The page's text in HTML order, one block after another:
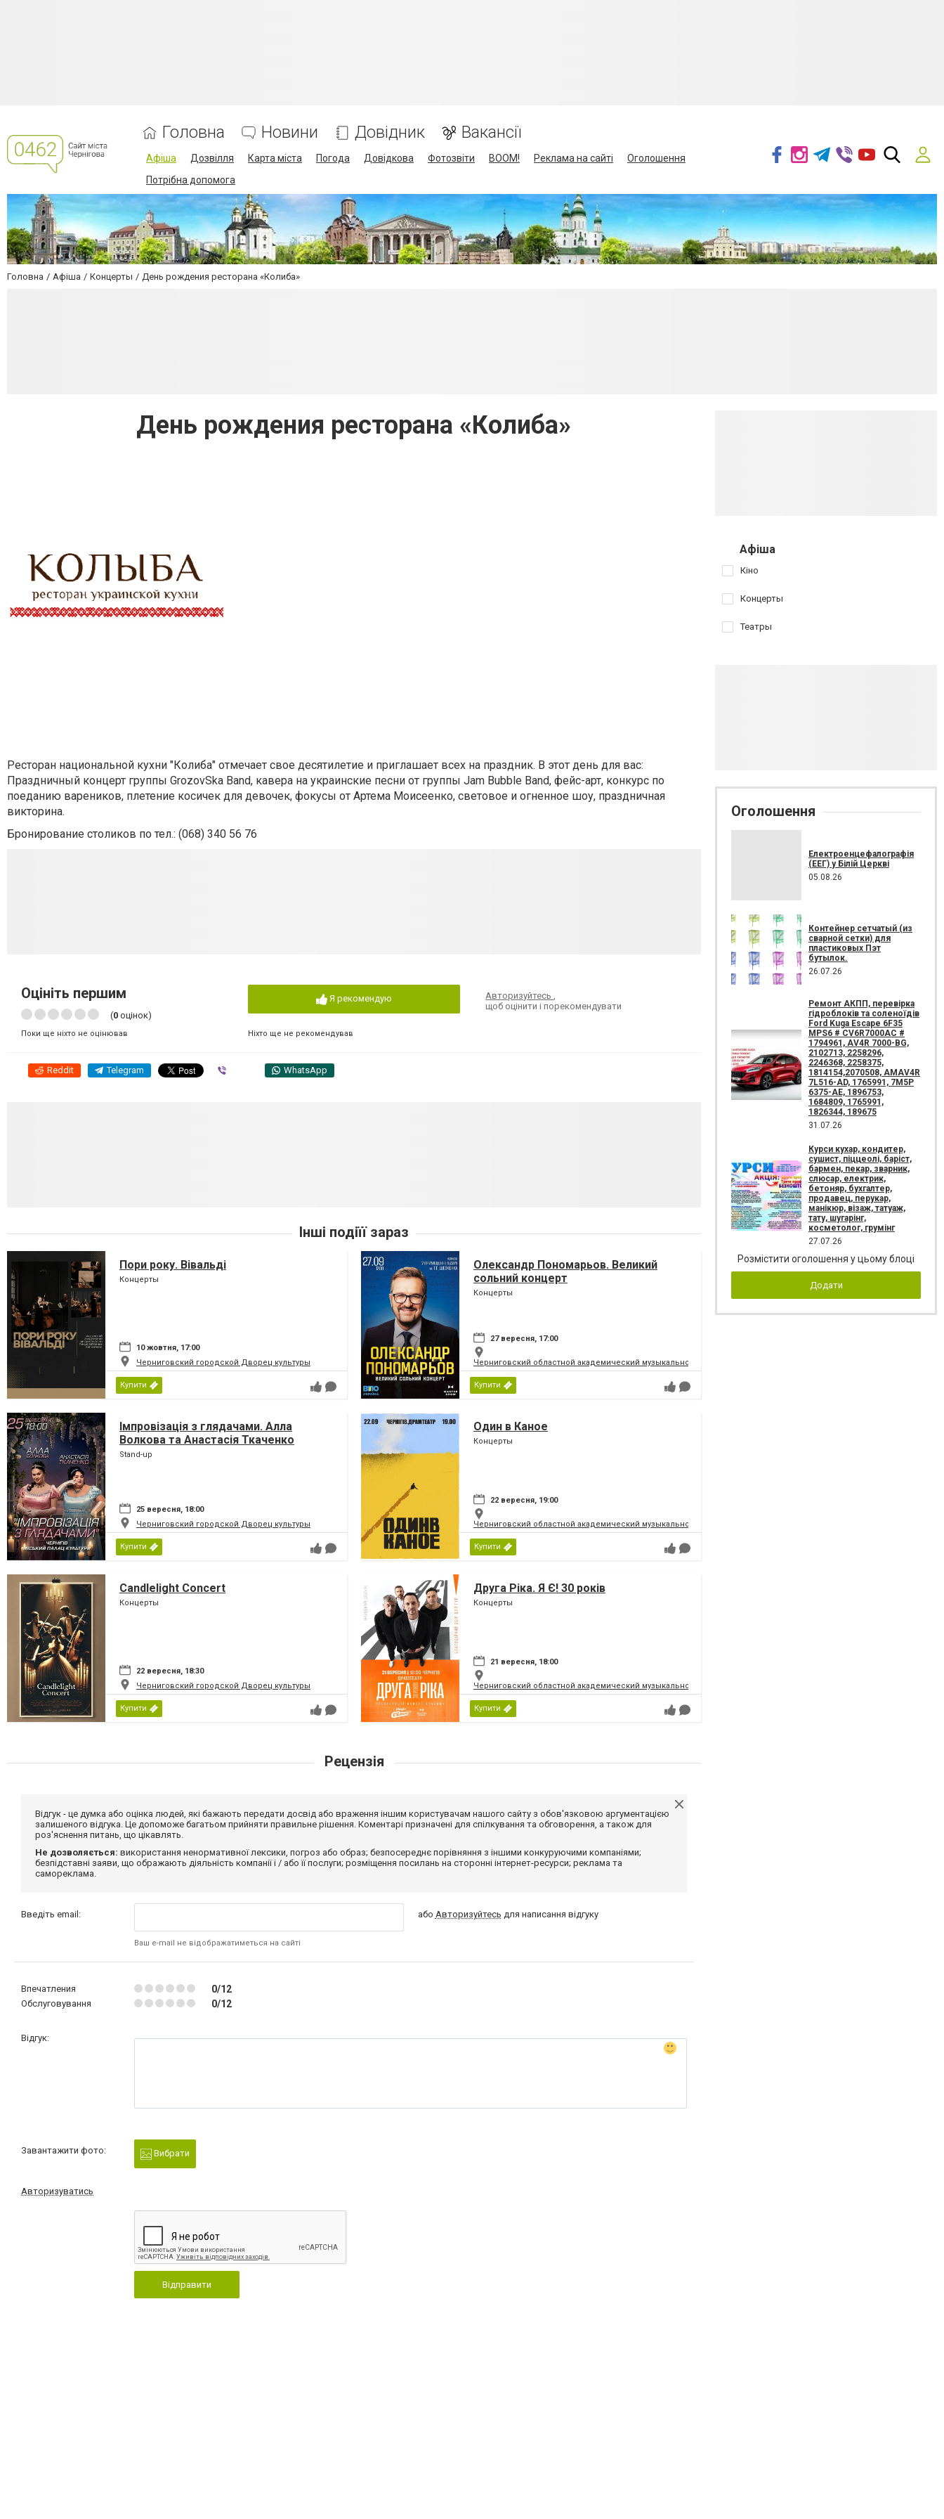
Головна Новини Довідник Вакансії
Афіша Дозвілля Карта міста Погода Довідкова Фотозвіти BOOM! Реклама на сайті
Оголошення
Потрібна допомога
Головна Афіша Концерты День рождения ресторана «Колиба»
День рождения ресторана «Колиба»
Ресторан национальной кухни "Колиба" отмечает свое десятилетие и приглашает всех на праздник. В этот день для вас:
Праздничный концерт группы GrozovSka Band, кавера на украинские песни от группы Jam Bubble Band, фейс-арт, конкурс по
поеданию вареников, плетение косичек для девочек, фокусы от Артема Моисеенко, световое и огненное шоу, праздничная
викторина.
Бронирование столиков по тел.: (068) 340 56 76
Оцініть першим
(0 оцінок)
Поки ще ніхто не оцінював
Я рекомендую
Ніхто ще не рекомендував
Авторизуйтесь,
щоб оцінити і порекомендувати
Reddit Telegram WhatsApp
Інші подіїї зараз
Пори року. Вівальді
Концерты
10 жовтня, 17:00
Черниговский городской Дворец культуры
Купити
Олександр Пономарьов. Великий
сольний концерт
Концерты
27 вересня, 17:00
Черниговский областной академический музыкально-драматический театр имени Т.Г.Шевченко
Купити
Імпровізація з глядачами. Алла
Волкова та Анастасія Ткаченко
Stand-up
25 вересня, 18:00
Черниговский городской Дворец культуры
Купити
Один в Каное
Концерты
22 вересня, 19:00
Черниговский областной академический музыкально-драматический театр имени Т.Г.Шевченко
Купити
Candlelight Concert
Концерты
22 вересня, 18:30
Черниговский городской Дворец культуры
Купити
Друга Ріка. Я Є! 30 років
Концерты
21 вересня, 18:00
Черниговский областной академический музыкально-драматический театр имени Т.Г.Шевченко
Купити
Рецензія
Відгук - це думка або оцінка людей, які бажають передати досвід або враження іншим користувачам нашого сайту з обов'язковою аргументацією
залишеного відгука. Це допоможе багатьом прийняти правильне рішення. Коментарі призначені для спілкування та обговорення, а також для
роз'яснення питань, що цікавлять.
Не дозволяється: використання ненормативної лексики, погроз або образ; безпосереднє порівняння з іншими конкуруючими компаніями;
безпідставні заяви, що ображають діяльність компанії і / або її послуги; розміщення посилань на сторонні інтернет-ресурси; реклама та
самореклама.
Введіть email:
Ваш e-mail не відображатиметься на сайті
або Авторизуйтесь для написання відгуку
Впечатления 0/12
Обслуговування 0/12
Відгук:
Завантажити фото: Вибрати
Авторизуватись
Відправити
Афіша
Кіно
Концерты
Театры
Оголошення
Електроенцефалографія
(ЕЕГ) у Білій Церкві
05.08.26
Контейнер сетчатый (из
сварной сетки) для
пластиковых Пэт
бутылок.
26.07.26
Ремонт АКПП, перевірка
гідроблоків та соленоїдів
Ford Kuga Escape 6F35
MPS6 # CV6R7000AC #
1794961, AV4R 7000-BG,
2102713, 2258296,
2246368, 2258375,
1814154,2070508, AMAV4R
7L516-AD, 1765991, 7M5P
6375-AE, 1896753,
1684809, 1765991,
1826344, 189675
31.07.26
Курси кухар, кондитер,
сушист, піццеолі, баріст,
бармен, пекар, зварник,
слюсар, електрик,
бетоняр, бухгалтер,
продавец, перукар,
манікюр, візаж, татуаж,
тату, шугарінг,
косметолог, грумінг
27.07.26
Розмістити оголошення у цьому блоці
Додати